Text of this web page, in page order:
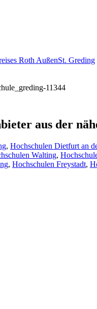
Roth AußenSt. Greding
11344
aus der
, Hochschulen Dietfurt an
Walting,
, Hochschulen Freystadt,